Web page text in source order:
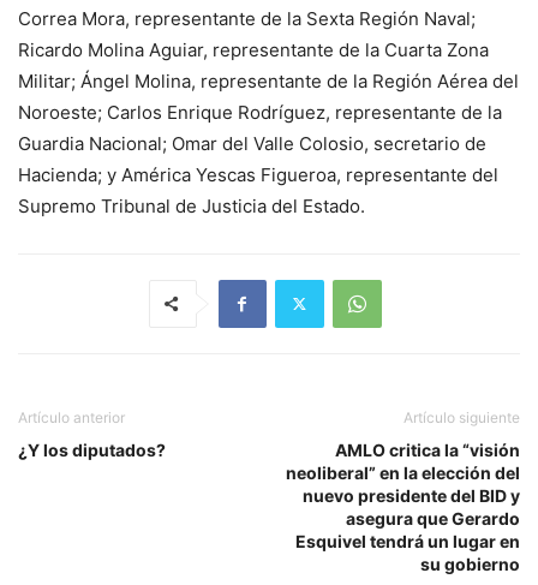
Correa Mora, representante de la Sexta Región Naval;
Ricardo Molina Aguiar, representante de la Cuarta Zona
Militar; Ángel Molina, representante de la Región Aérea del
Noroeste; Carlos Enrique Rodríguez, representante de la
Guardia Nacional; Omar del Valle Colosio, secretario de
Hacienda; y América Yescas Figueroa, representante del
Supremo Tribunal de Justicia del Estado.
Artículo anterior
¿Y los diputados?
Artículo siguiente
AMLO critica la “visión
neoliberal” en la elección del
nuevo presidente del BID y
asegura que Gerardo
Esquivel tendrá un lugar en
su gobierno